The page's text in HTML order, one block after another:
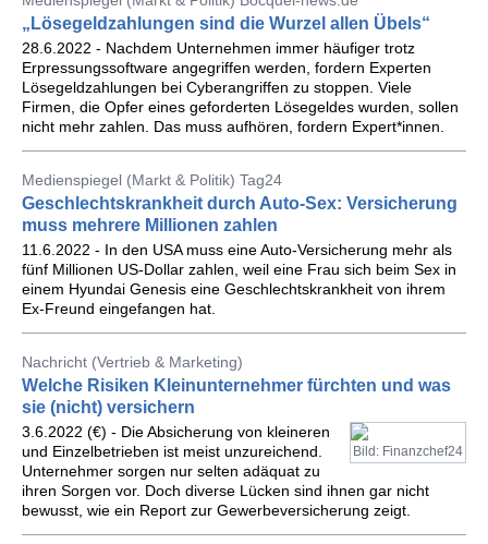
„Lösegeldzahlungen sind die Wurzel allen Übels“
28.6.2022 - Nachdem Unternehmen immer häufiger trotz
Erpressungssoftware angegriffen werden, fordern Experten
Lösegeldzahlungen bei Cyberangriffen zu stoppen. Viele
Firmen, die Opfer eines geforderten Lösegeldes wurden, sollen
nicht mehr zahlen. Das muss aufhören, fordern Expert*innen.
Medienspiegel (Markt & Politik) Tag24
Geschlechtskrankheit durch Auto-Sex: Versicherung
muss mehrere Millionen zahlen
11.6.2022 - In den USA muss eine Auto-Versicherung mehr als
fünf Millionen US-Dollar zahlen, weil eine Frau sich beim Sex in
einem Hyundai Genesis eine Geschlechtskrankheit von ihrem
Ex-Freund eingefangen hat.
Nachricht (Vertrieb & Marketing)
Welche Risiken Kleinunternehmer fürchten und was
sie (nicht) versichern
Bild: Finanzchef24
3.6.2022 (€) - Die Absicherung von kleineren
und Einzelbetrieben ist meist unzureichend.
Unternehmer sorgen nur selten adäquat zu
ihren Sorgen vor. Doch diverse Lücken sind ihnen gar nicht
bewusst, wie ein Report zur Gewerbeversicherung zeigt.